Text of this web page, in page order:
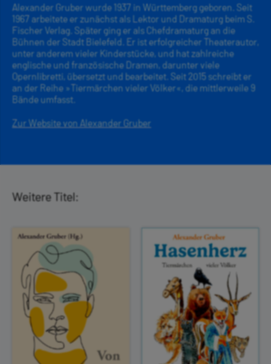
Alexander Gruber wurde 1937 in Württemberg geboren. Seit
1967 arbeitete er zunächst als Lektor und Dramaturg beim S.
Fischer Verlag. Später ging er als Chefdramaturg an die
Bühnen der Stadt Bielefeld. Er ist erfolgreicher Theaterautor,
unter anderem vieler Kinderstücke, und hat zahlreiche
englische und französische Dramen, darunter viele
Opernlibretti, übersetzt und bearbeitet. Seit 2015 schreibt er
an der Reihe »Tiermärchen vieler Völker«, die mittlerweile 9
Bände umfasst.
Zur Website von Alexander Gruber
Weitere Titel: